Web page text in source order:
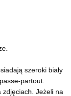
szeroki biały
partout.
zdjęciach. Jeżeli na